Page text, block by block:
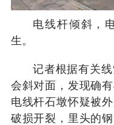
电线杆倾斜，
生。
记者根据有关
会斜对面，发现确
电线杆石墩怀疑被
破损开裂，里头的